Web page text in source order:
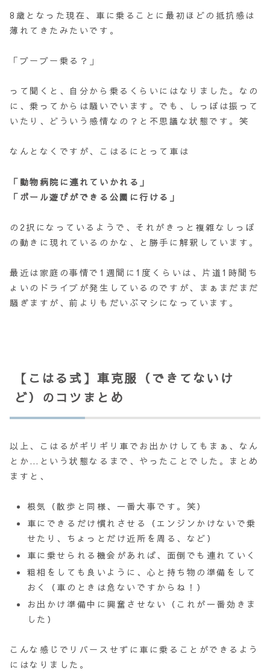
8歳となった現在、車に乗ることに最初ほどの抵抗感は
薄れてきたみたいです。
「ブーブー乗る？」
って聞くと、自分から乗るくらいにはなりました。なの
に、乗ってからは騒いでいます。でも、しっぽは振って
いたり、どういう感情なの？と不思議な状態です。笑
なんとなくですが、こはるにとって車は
「動物病院に連れていかれる」
「ボール遊びができる公園に行ける」
の2択になっているようで、それがきっと複雑なしっぽ
の動きに現れているのかな、と勝手に解釈しています。
最近は家庭の事情で1週間に1度くらいは、片道1時間ち
ょいのドライブが発生しているのですが、まぁまだまだ
騒ぎますが、前よりもだいぶマシになっています。
【こはる式】車克服（できてないけ
ど）のコツまとめ
以上、こはるがギリギリ車でお出かけしてもまぁ、なん
とか…という状態なるまで、やったことでした。まとめ
ますと、
根気（散歩と同様、一番大事です。笑）
車にできるだけ慣れさせる（エンジンかけないで乗
せたり、ちょっとだけ近所を周る、など）
車に乗せられる機会があれば、面倒でも連れていく
粗相をしても良いように、心と持ち物の準備をして
おく（車のときは危ないですからね！）
お出かけ準備中に興奮させない（これが一番効きま
した）
こんな感じでリバースせずに車に乗ることができるよう
にはなりました。